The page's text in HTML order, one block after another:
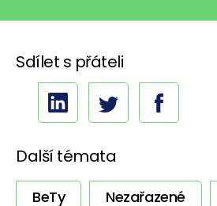
Sdílet s přáteli
Další témata
BeTy Nezařazené